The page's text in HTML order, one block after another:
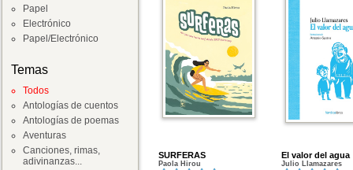
Papel
Electrónico
Papel/Electrónico
Temas
Todos
Antologías de cuentos
Antologías de poemas
Aventuras
Canciones, rimas,
adivinanzas...
SURFERAS
Paola Hirou
El valor del agua
Julio Llamazares